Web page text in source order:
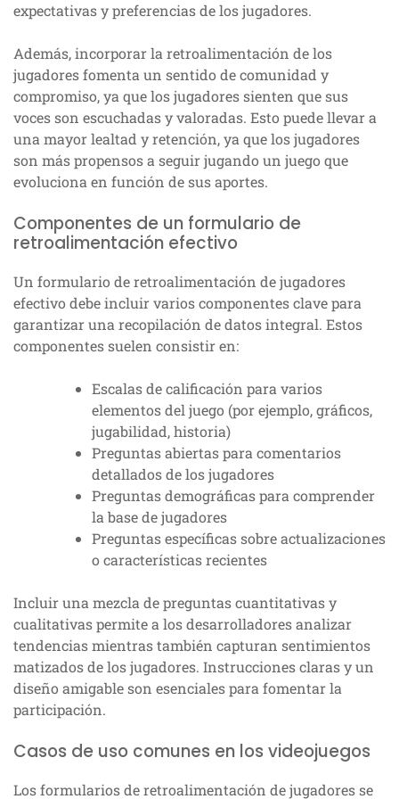
expectativas y preferencias de los jugadores.
Además, incorporar la retroalimentación de los
jugadores fomenta un sentido de comunidad y
compromiso, ya que los jugadores sienten que sus
voces son escuchadas y valoradas. Esto puede llevar a
una mayor lealtad y retención, ya que los jugadores
son más propensos a seguir jugando un juego que
evoluciona en función de sus aportes.
Componentes de un formulario de
retroalimentación efectivo
Un formulario de retroalimentación de jugadores
efectivo debe incluir varios componentes clave para
garantizar una recopilación de datos integral. Estos
componentes suelen consistir en:
Escalas de calificación para varios
elementos del juego (por ejemplo, gráficos,
jugabilidad, historia)
Preguntas abiertas para comentarios
detallados de los jugadores
Preguntas demográficas para comprender
la base de jugadores
Preguntas específicas sobre actualizaciones
o características recientes
Incluir una mezcla de preguntas cuantitativas y
cualitativas permite a los desarrolladores analizar
tendencias mientras también capturan sentimientos
matizados de los jugadores. Instrucciones claras y un
diseño amigable son esenciales para fomentar la
participación.
Casos de uso comunes en los videojuegos
Los formularios de retroalimentación de jugadores se